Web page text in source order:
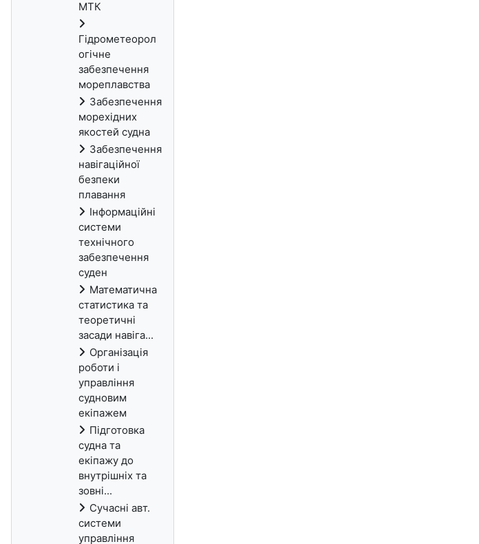
МТК
Гідрометеорол
огічне
забезпечення
мореплавства
Забезпечення
морехідних
якостей судна
Забезпечення
навігаційної
безпеки
плавання
Інформаційні
системи
технічного
забезпечення
суден
Математична
статистика та
теоретичні
засади навіга...
Організація
роботи і
управління
судновим
екіпажем
Підготовка
судна та
екіпажу до
внутрішніх та
зовні...
Сучасні авт.
системи
управління